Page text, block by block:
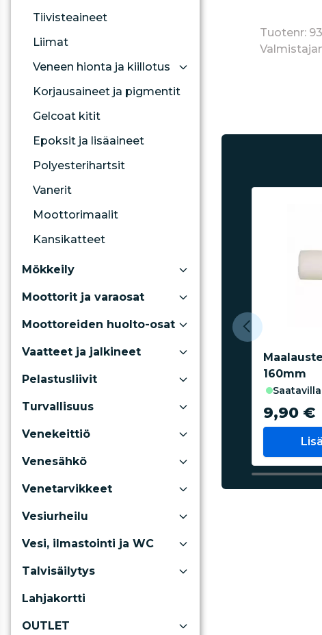
Tiivisteaineet
Liimat
Veneen hionta ja kiillotus
Korjausaineet ja pigmentit
Gelcoat kitit
Epoksit ja lisäaineet
Polyesterihartsit
Vanerit
Moottorimaalit
Kansikatteet
Mökkeily
Moottorit ja varaosat
Moottoreiden huolto-osat
Vaatteet ja jalkineet
Pelastusliivit
Turvallisuus
Venekeittiö
Venesähkö
Venetarvikkeet
Vesiurheilu
Vesi, ilmastointi ja WC
Talvisäilytys
Lahjakortti
OUTLET
Tuotenr:
160mm
saatavilla
9,90 €